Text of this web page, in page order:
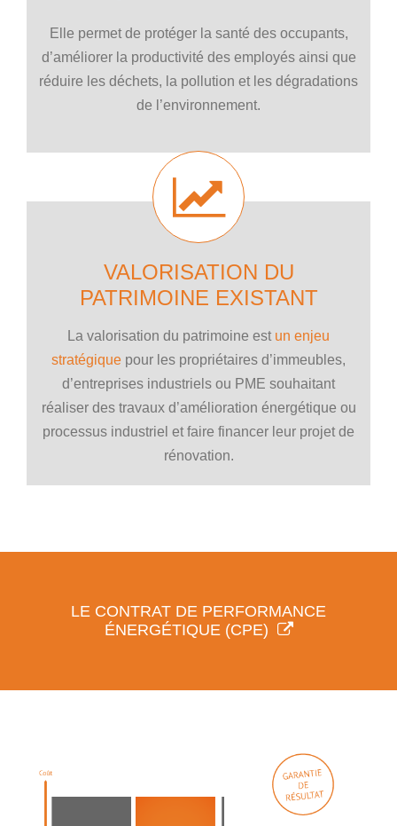
Elle permet de protéger la santé des occupants,
d’améliorer la productivité des employés ainsi que
réduire les déchets, la pollution et les dégradations
de l’environnement.
VALORISATION DU
PATRIMOINE EXISTANT
La valorisation du patrimoine est un enjeu
stratégique pour les propriétaires d’immeubles,
d’entreprises industriels ou PME souhaitant
réaliser des travaux d’amélioration énergétique ou
processus industriel et faire financer leur projet de
rénovation.
LE CONTRAT DE PERFORMANCE
ÉNERGÉTIQUE (CPE)